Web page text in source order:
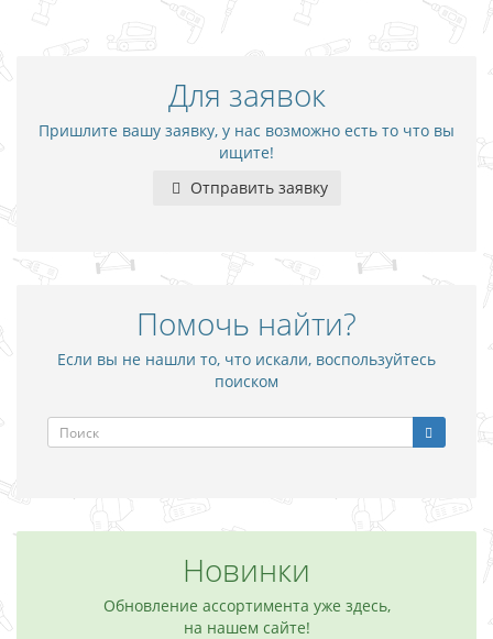
Для заявок
Пришлите вашу заявку, у нас возможно есть то что вы
ищите!
Отправить заявку
Помочь найти?
Если вы не нашли то, что искали, воспользуйтесь
поиском
Новинки
Обновление ассортимента уже здесь,
на нашем сайте!